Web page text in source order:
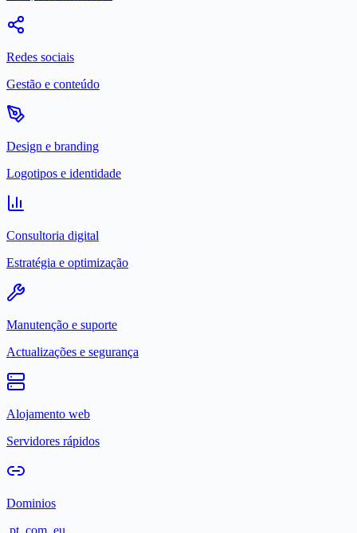
Redes sociais
Gestão e conteúdo
Design e branding
Logotipos e identidade
Consultoria digital
Estratégia e optimização
Manutenção e suporte
Actualizações e segurança
Alojamento web
Servidores rápidos
Dominios
.pt .com .eu